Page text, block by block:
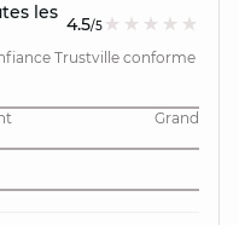
les
4.5/5
Trustville conforme
Grand